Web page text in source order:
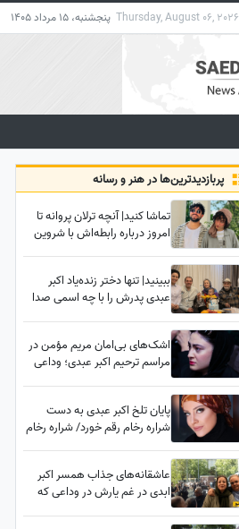
Thursday, August 06, 2026 پنجشنبه، 15 مرداد 1405
پربازدید‌ترین‌ها در هنر و رسانه
تماشا کنید| آنچه ترلان پروانه تا
امروز درباره رابطه‌اش با شروین
ببینید| تنها دختر زنده‌یاد اکبر
عبدی پدرش را با چه اسمی صدا
اشک‌های بی‌امان مریم مؤمن در
مراسم ترحیم اکبر عبدی؛ وداعی
پایان تلخ اکبر عبدی به دست
شراره رخام رقم خورد/ شراره رخام
عاشقانه‌های جذاب همسر اکبر
ابدی در غم یارش در وداعی که